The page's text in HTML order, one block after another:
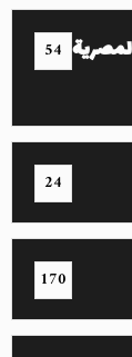
54
24
170